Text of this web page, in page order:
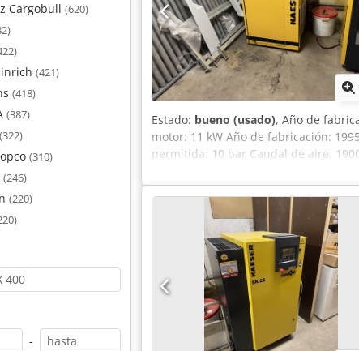
Cargobull (620)
(421)
(418)
(387)
(322)
(310)
(246)
(220)
-
Estado: bueno (usado), Año de
motor: 11 kW Año de fabricación:
permitida: 10 bar Caudal de aire:
Largo 785 x Ancho 820 x Alto 1017
almacén 54634 Bitburg - disponible